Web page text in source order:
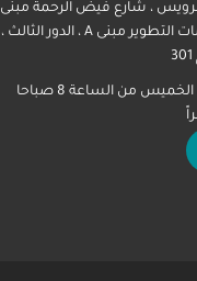
، شارع فيض الرحمة مبنى
شركة خدمات التطوير مبنى A ، الدور الثالث ،
أيام الأحد – الخميس من الساعة 8 صباحا